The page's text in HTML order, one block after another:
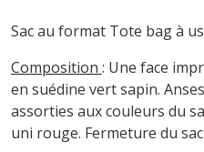
Sac au format Tote bag à
Composition : Une face
en suédine vert sapin.
assorties aux couleurs du
uni rouge. Fermeture du